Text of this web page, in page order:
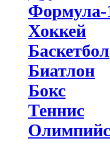
Формула-
Хоккей
Баскетбол
Биатлон
Бокс
Теннис